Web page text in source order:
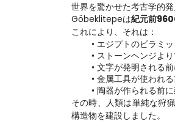
世界を驚かせた考古学的
Göbeklitepeは紀元前
これにより、それは：
エジプトのピラミ
ストーンヘンジよ
文字が発明される
金属工具が使われ
陶器が作られる前
その時、人類は単純な狩
構造物を建設しました。